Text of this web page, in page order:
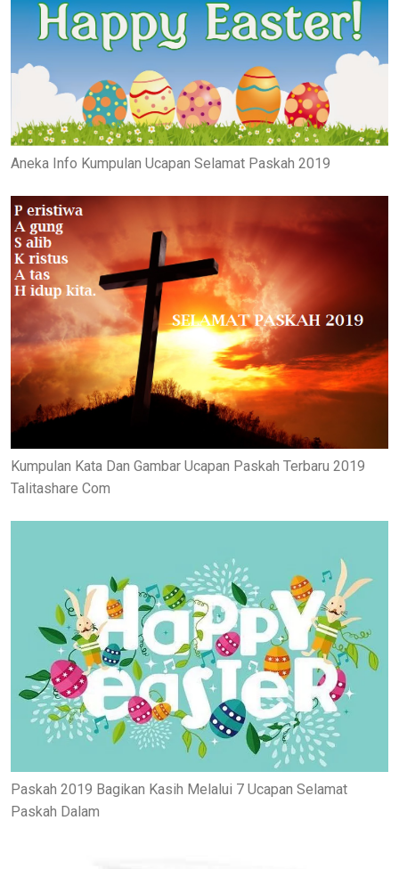
Aneka Info Kumpulan Ucapan Selamat Paskah 2019
Kumpulan Kata Dan Gambar Ucapan Paskah Terbaru 2019
Talitashare Com
Paskah 2019 Bagikan Kasih Melalui 7 Ucapan Selamat
Paskah Dalam